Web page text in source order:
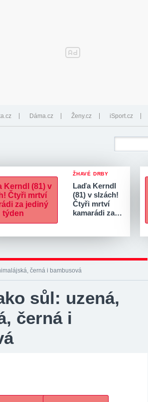
Dáma.cz Ženy.cz iSport.cz
ŽHAVÉ DRBY
Laďa Kerndl
(81) v slzách!
Čtyři mrtví
kamarádi za…
černá i bambusová
sůl: uzená,
černá i